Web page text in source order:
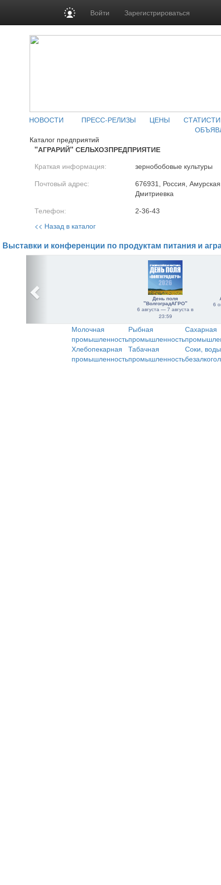
Войти Зарегистрироваться
НОВОСТИ ПРЕСС-РЕЛИЗЫ ЦЕНЫ
Каталог предприятий
"АГРАРИЙ" СЕЛЬХОЗПРЕДПРИЯТИЕ
Краткая информация: зернобобовые культуры
Почтовый адрес:
676931, Россия,
Дмитриевка
Телефон: 2-36-43
<< Назад в каталог
Выставки и конференции по продуктам питания и
День поля
"ВолгоградАГРО"
6 августа — 7 августа в
23:59
6
Молочная
промышленность
Рыбная
промышленность
Сахарная
Хлебопекарная
промышленность
Табачная
промышленность
Соки,